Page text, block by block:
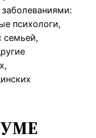
психологи,
семьей,